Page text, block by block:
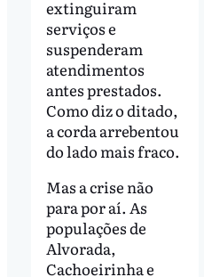
extinguiram
serviços e
suspenderam
atendimentos
antes prestados.
Como diz o ditado,
a corda arrebentou
do lado mais fraco.
Mas a crise não
para por aí. As
populações de
Alvorada,
Cachoeirinha e